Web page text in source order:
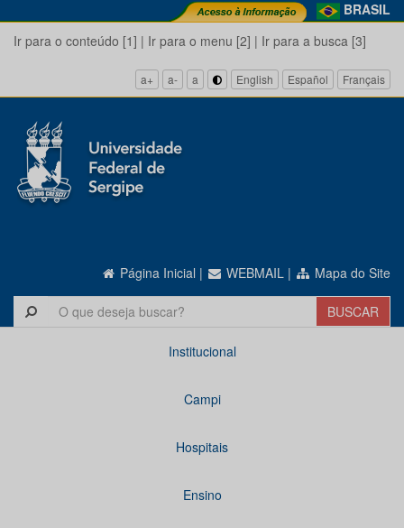
BRASIL
Ir para o conteúdo [1] | Ir para o menu [2] | Ir para a busca [3]
a+ a- a English Español Français
Página Inicial | WEBMAIL | Mapa do Site
Institucional
Campi
Hospitais
Ensino